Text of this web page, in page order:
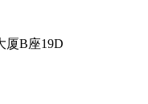
厦B座19D